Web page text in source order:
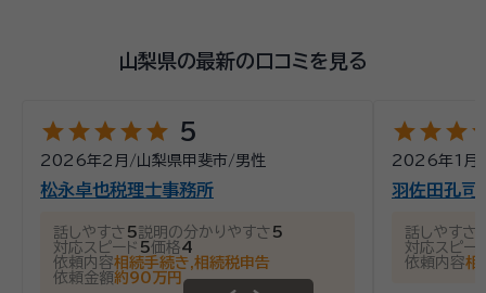
山梨県の最新の口コミを見る
starstarstarstarstar 5
2026年2月 /山梨県甲斐市/男性
松永卓也税理士事務所
話しやすさ 5説明の分かりやすさ 5
対応スピード 5価格4
依頼内容相続手続き,相続税申告
依頼金額約90万円
starstarstar
2026年1月
羽佐田孔司
話しやすさ
対応スピー
依頼内容相